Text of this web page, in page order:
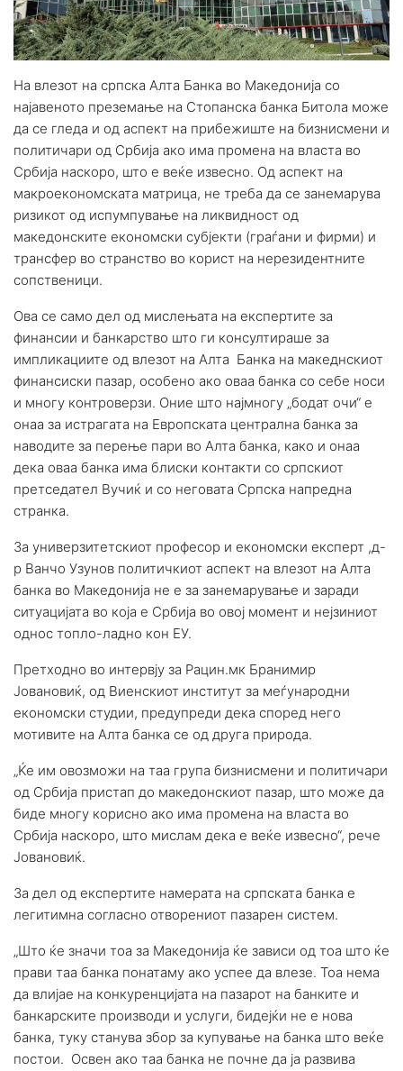
На влезот на српска Алта Банка во Македонија со
најавеното преземање на Стопанска банка Битола може
да се гледа и од аспект на прибежиште на бизнисмени и
политичари од Србија ако има промена на власта во
Србија наскоро, што е веќе извесно. Од аспект на
макроекономската матрица, не треба да се занемарува
ризикот од испумпување на ликвидност од
македонските економски субјекти (граѓани и фирми) и
трансфер во странство во корист на нерезидентните
сопственици.
Ова се само дел од мислењата на експертите за
финансии и банкарство што ги консултираше за
импликациите од влезот на Алта Банка на македнскиот
финансиски пазар, особено ако оваа банка со себе носи
и многу контроверзи. Оние што најмногу „бодат очи“ е
онаа за истрагата на Европската централна банка за
наводите за перење пари во Алта банка, како и онаа
дека оваа банка има блиски контакти со српскиот
претседател Вучиќ и со неговата Српска напредна
странка.
За универзитетскиот професор и економски експерт ,д-
р Ванчо Узунов политичкиот аспект на влезот на Алта
банка во Македонија не е за занемарување и заради
ситуацијата во која е Србија во овој момент и нејзиниот
однос топло-ладно кон ЕУ.
Претходно во интервју за Рацин.мк Бранимир
Јовановиќ, од Виенскиот институт за меѓународни
економски студии, предупреди дека според него
мотивите на Алта банка се од друга природа.
„Ќе им овозможи на таа група бизнисмени и политичари
од Србија пристап до македонскиот пазар, што може да
биде многу корисно ако има промена на власта во
Србија наскоро, што мислам дека е веќе извесно“, рече
Јовановиќ.
За дел од експертите намерата на српската банка е
легитимна согласно отворениот пазарен систем.
„Што ќе значи тоа за Македонија ќе зависи од тоа што ќе
прави таа банка понатаму ако успее да влезе. Тоа нема
да влијае на конкуренцијата на пазарот на банките и
банкарските производи и услуги, бидејќи не е нова
банка, туку станува збор за купување на банка што веќе
постои. Освен ако таа банка не почне да ја развива